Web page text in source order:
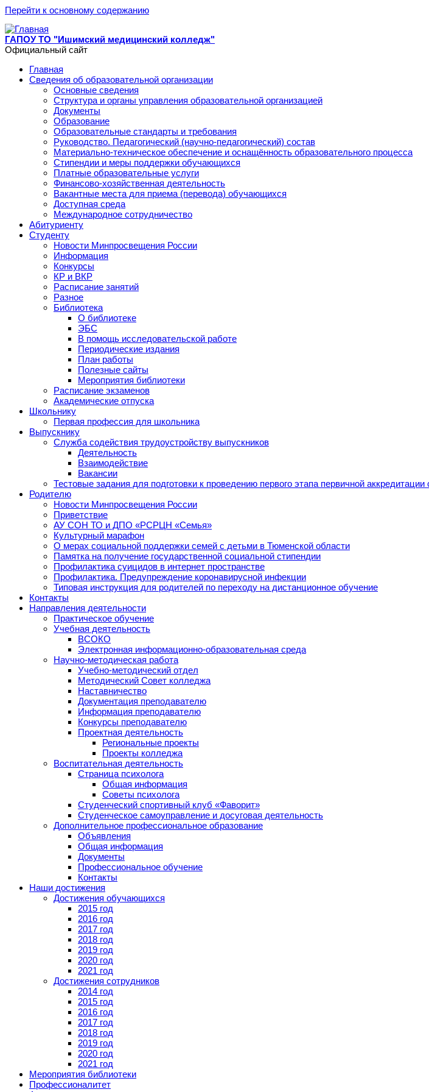
Перейти к основному содержанию
ГАПОУ ТО "Ишимский медицинский колледж"
Официальный сайт
Главная
Сведения об образовательной организации
Основные сведения
Структура и органы управления образовательной организацией
Документы
Образование
Образовательные стандарты и требования
Руководство. Педагогический (научно-педагогический) состав
Материально-техническое обеспечение и оснащённость образовательного процесса
Стипендии и меры поддержки обучающихся
Платные образовательные услуги
Финансово-хозяйственная деятельность
Вакантные места для приема (перевода) обучающихся
Доступная среда
Международное сотрудничество
Абитуриенту
Студенту
Новости Минпросвещения России
Информация
Конкурсы
КР и ВКР
Расписание занятий
Разное
Библиотека
О библиотеке
ЭБС
В помощь исследовательской работе
Периодические издания
План работы
Полезные сайты
Мероприятия библиотеки
Расписание экзаменов
Академические отпуска
Школьнику
Первая профессия для школьника
Выпускнику
Служба содействия трудоустройству выпускников
Деятельность
Взаимодействие
Вакансии
Тестовые задания для подготовки к проведению первого этапа первичной аккредитации
Родителю
Новости Минпросвещения России
Приветствие
АУ СОН ТО и ДПО «РСРЦН «Семья»
Культурный марафон
О мерах социальной поддержки семей с детьми в Тюменской области
Памятка на получение государственной социальной стипендии
Профилактика суицидов в интернет пространстве
Профилактика. Предупреждение коронавирусной инфекции
Типовая инструкция для родителей по переходу на дистанционное обучение
Контакты
Направления деятельности
Практическое обучение
Учебная деятельность
ВСОКО
Электронная информационно-образовательная среда
Научно-методическая работа
Учебно-методический отдел
Методический Совет колледжа
Наставничество
Документация преподавателю
Информация преподавателю
Конкурсы преподавателю
Проектная деятельность
Региональные проекты
Проекты колледжа
Воспитательная деятельность
Страница психолога
Общая информация
Советы психолога
Студенческий спортивный клуб «Фаворит»
Студенческое самоуправление и досуговая деятельность
Дополнительное профессиональное образование
Объявления
Общая информация
Документы
Профессиональное обучение
Контакты
Наши достижения
Достижения обучающихся
2015 год
2016 год
2017 год
2018 год
2019 год
2020 год
2021 год
Достижения сотрудников
2014 год
2015 год
2016 год
2017 год
2018 год
2019 год
2020 год
2021 год
Мероприятия библиотеки
Профессионалитет